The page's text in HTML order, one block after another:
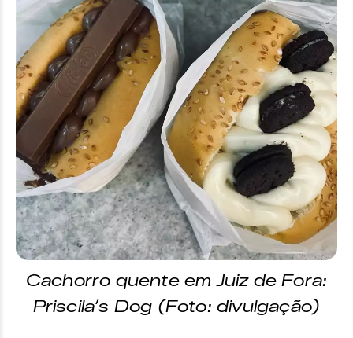
Cachorro quente em Juiz de Fora:
Priscila’s Dog (Foto: divulgação)